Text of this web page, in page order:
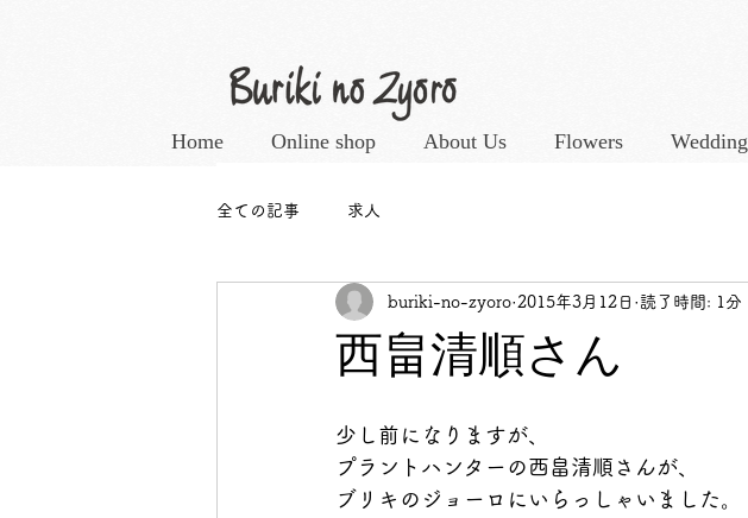
Home Online shop About Us Flowers Wedding
全ての記事 求人
西畠清順さん
buriki-no-zyoro 2015年3月12日 読了時間: 1分
少し前になりますが、
プラントハンターの西畠清順さんが、
ブリキのジョーロにいらっしゃいました。